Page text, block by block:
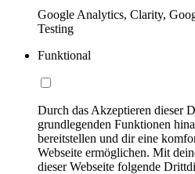
Google Analytics, Clarity,
Testing
Funktional
Durch das Akzeptieren dieser
grundlegenden Funktionen
bereitstellen und dir eine
Webseite ermöglichen. Mit
dieser Webseite folgende